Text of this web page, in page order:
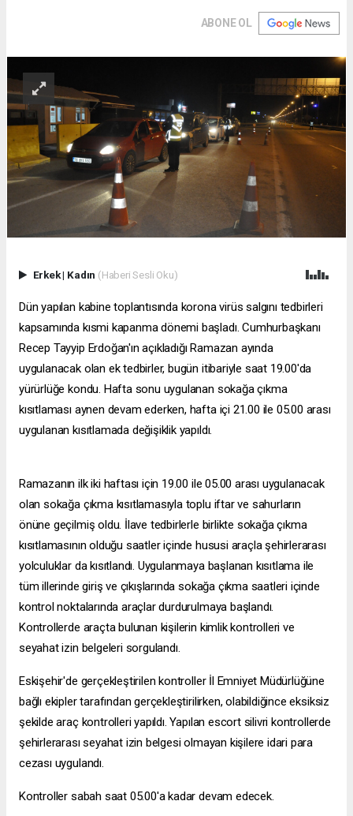
ABONE OL
Erkek| Kadın (Haberi Sesli Oku)
Dün yapılan kabine toplantısında korona virüs salgını tedbirleri
kapsamında kısmi kapanma dönemi başladı. Cumhurbaşkanı
Recep Tayyip Erdoğan'ın açıkladığı Ramazan ayında
uygulanacak olan ek tedbirler, bugün itibariyle saat 19.00'da
yürürlüğe kondu. Hafta sonu uygulanan sokağa çıkma
kısıtlaması aynen devam ederken, hafta içi 21.00 ile 05.00 arası
uygulanan kısıtlamada değişiklik yapıldı.
Ramazanın ilk iki haftası için 19.00 ile 05.00 arası uygulanacak
olan sokağa çıkma kısıtlamasıyla toplu iftar ve sahurların
önüne geçilmiş oldu. İlave tedbirlerle birlikte sokağa çıkma
kısıtlamasının olduğu saatler içinde hususi araçla şehirlerarası
yolculuklar da kısıtlandı. Uygulanmaya başlanan kısıtlama ile
tüm illerinde giriş ve çıkışlarında sokağa çıkma saatleri içinde
kontrol noktalarında araçlar durdurulmaya başlandı.
Kontrollerde araçta bulunan kişilerin kimlik kontrolleri ve
seyahat izin belgeleri sorgulandı.
Eskişehir'de gerçekleştirilen kontroller İl Emniyet Müdürlüğüne
bağlı ekipler tarafından gerçekleştirilirken, olabildiğince eksiksiz
şekilde araç kontrolleri yapıldı. Yapılan escort silivri kontrollerde
şehirlerarası seyahat izin belgesi olmayan kişilere idari para
cezası uygulandı.
Kontroller sabah saat 05.00'a kadar devam edecek.